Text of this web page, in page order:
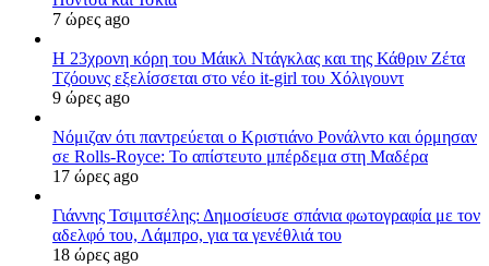
7 ώρες ago
Η 23χρονη κόρη τoυ Μάικλ Ντάγκλας και της Κάθριν Ζέτα
Τζόουνς εξελίσσεται στο νέο it-girl του Χόλιγουντ
9 ώρες ago
Νόμιζαν ότι παντρεύεται ο Κριστιάνο Ρονάλντο και όρμησαν
σε Rolls-Royce: Το απίστευτο μπέρδεμα στη Μαδέρα
17 ώρες ago
Γιάννης Τσιμιτσέλης: Δημοσίευσε σπάνια φωτογραφία με τον
αδελφό του, Λάμπρο, για τα γενέθλιά του
18 ώρες ago